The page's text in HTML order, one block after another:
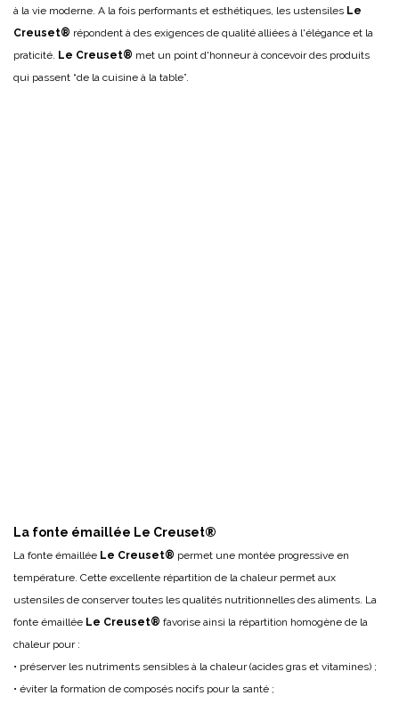
à la vie moderne. A la fois performants et esthétiques, les ustensiles Le
Creuset® répondent à des exigences de qualité alliées à l'élégance et la
praticité. Le Creuset® met un point d'honneur à concevoir des produits
qui passent “de la cuisine à la table”.
La fonte émaillée Le Creuset®
La fonte émaillée Le Creuset® permet une montée progressive en
température. Cette excellente répartition de la chaleur permet aux
ustensiles de conserver toutes les qualités nutritionnelles des aliments. La
fonte émaillée Le Creuset® favorise ainsi la répartition homogène de la
chaleur pour :
• préserver les nutriments sensibles à la chaleur (acides gras et vitamines) ;
• éviter la formation de composés nocifs pour la santé ;